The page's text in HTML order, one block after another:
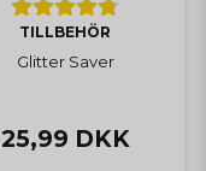
TILLBEHÖR
Glitter Saver
25,99 DKK